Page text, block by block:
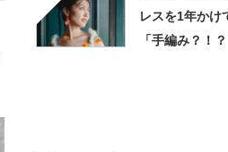
レスを1年か
「手編み？！